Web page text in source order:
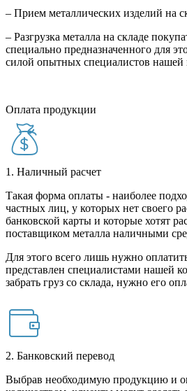
– Прием металлических изделий на
– Разгрузка металла на складе
специально предназначенного для
силой опытных специалистов нашей
Оплата продукции
1. Наличный расчет
Такая форма оплаты - наиболее
частных лиц, у которых нет своего
банковской карты и которые хотят
поставщиком металла наличными
Для этого всего лишь нужно
представлен специалистами нашей
забрать груз со склада, нужно его
2. Банковский перевод
Выбрав необходимую продукцию и